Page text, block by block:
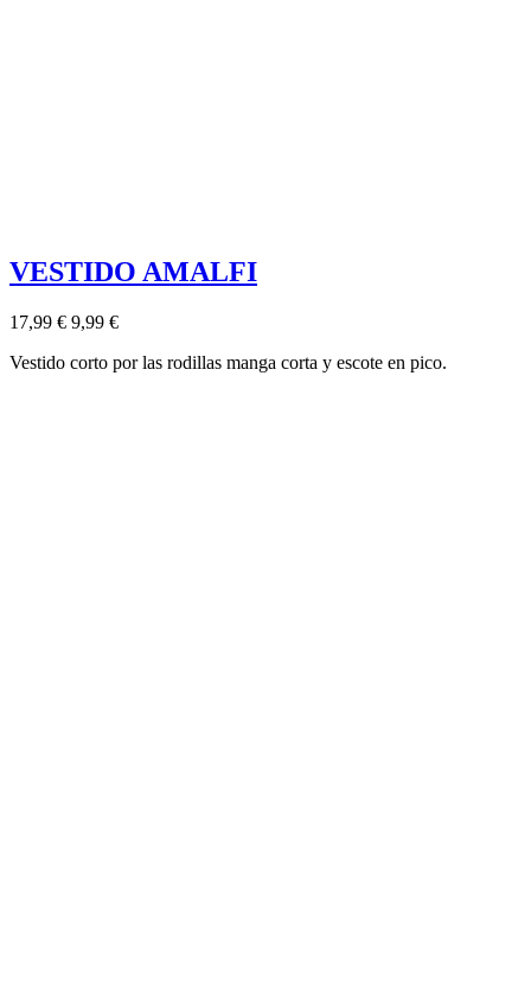
VESTIDO AMALFI
17,99 € 9,99 €
Vestido corto por las rodillas manga corta y escote en pico.